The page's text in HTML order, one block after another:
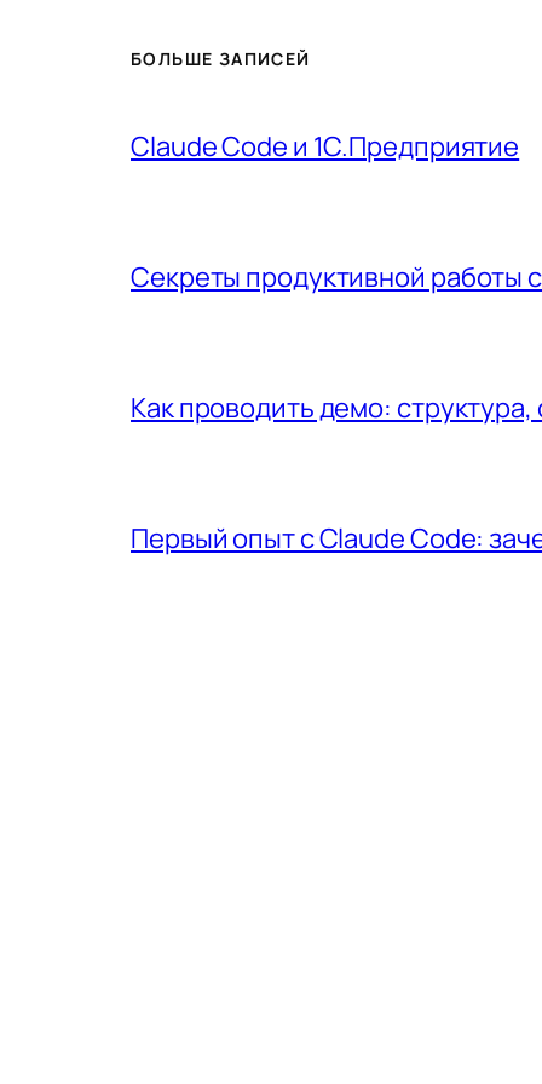
БОЛЬШЕ ЗАПИСЕЙ
Claude Code и 1С.Предприятие
Секреты продуктивной работы
Как проводить демо:
Первый опыт с Claude Code: